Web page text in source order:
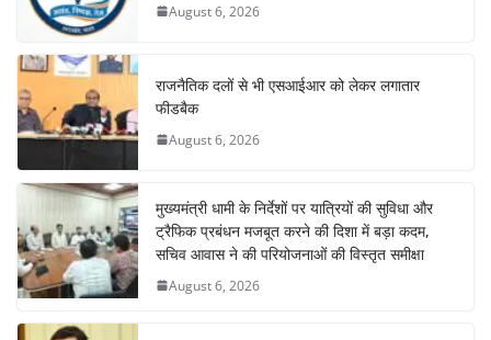
August 6, 2026
राजनैतिक दलों से भी एसआईआर को लेकर लगातार
फीडबैक
August 6, 2026
मुख्यमंत्री धामी के निर्देशों पर यात्रियों की सुविधा और
ट्रैफिक प्रबंधन मजबूत करने की दिशा में बड़ा कदम,
सचिव आवास ने की परियोजनाओं की विस्तृत समीक्षा
August 6, 2026